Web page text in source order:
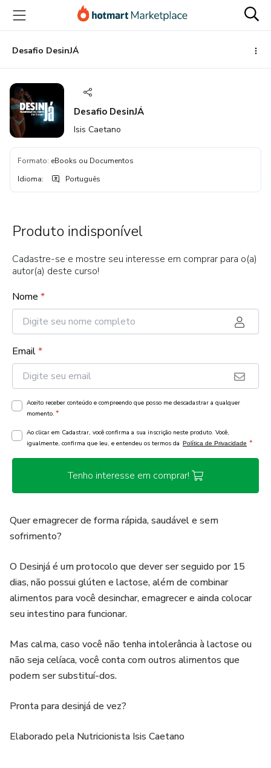
para
conteúdo
principal
para
pagamento
para
rodapé
Desafio DesinJÁ
Desafio DesinJÁ
Isis Caetano
Formato: eBooks ou Documentos
Idioma: Português
Produto indisponível
Cadastre-se e mostre seu interesse em comprar para o(a)
autor(a) deste curso!
Nome *
Email*
Aceito receber conteúdo e compreendo que posso me descadastrar a qualquer
momento. *
Ao clicar em Cadastrar, você confirma a sua inscrição neste produto. Você,
igualmente, confirma que leu, e entendeu os termos da Política de Privacidade *
Tenho interesse em comprar!
Quer emagrecer de forma rápida, saudável e sem
sofrimento?
O Desinjá é um protocolo que dever ser seguido por 15
dias, não possui glúten e lactose, além de combinar
alimentos para você desinchar, emagrecer e ainda colocar
seu intestino para funcionar.
Mas calma, caso você não tenha intolerância à lactose ou
não seja celíaca, você conta com outros alimentos que
podem ser substituí-dos.
Pronta para desinjá de vez?
Elaborado pela Nutricionista Isis Caetano